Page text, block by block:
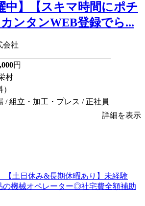
中】【スキマ時間にポチ
ンタンWEB登録でら...
会社
円
村
/ 組立・加工・プレス / 正社員
詳細を表示